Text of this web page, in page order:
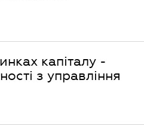
капіталу -
з управління